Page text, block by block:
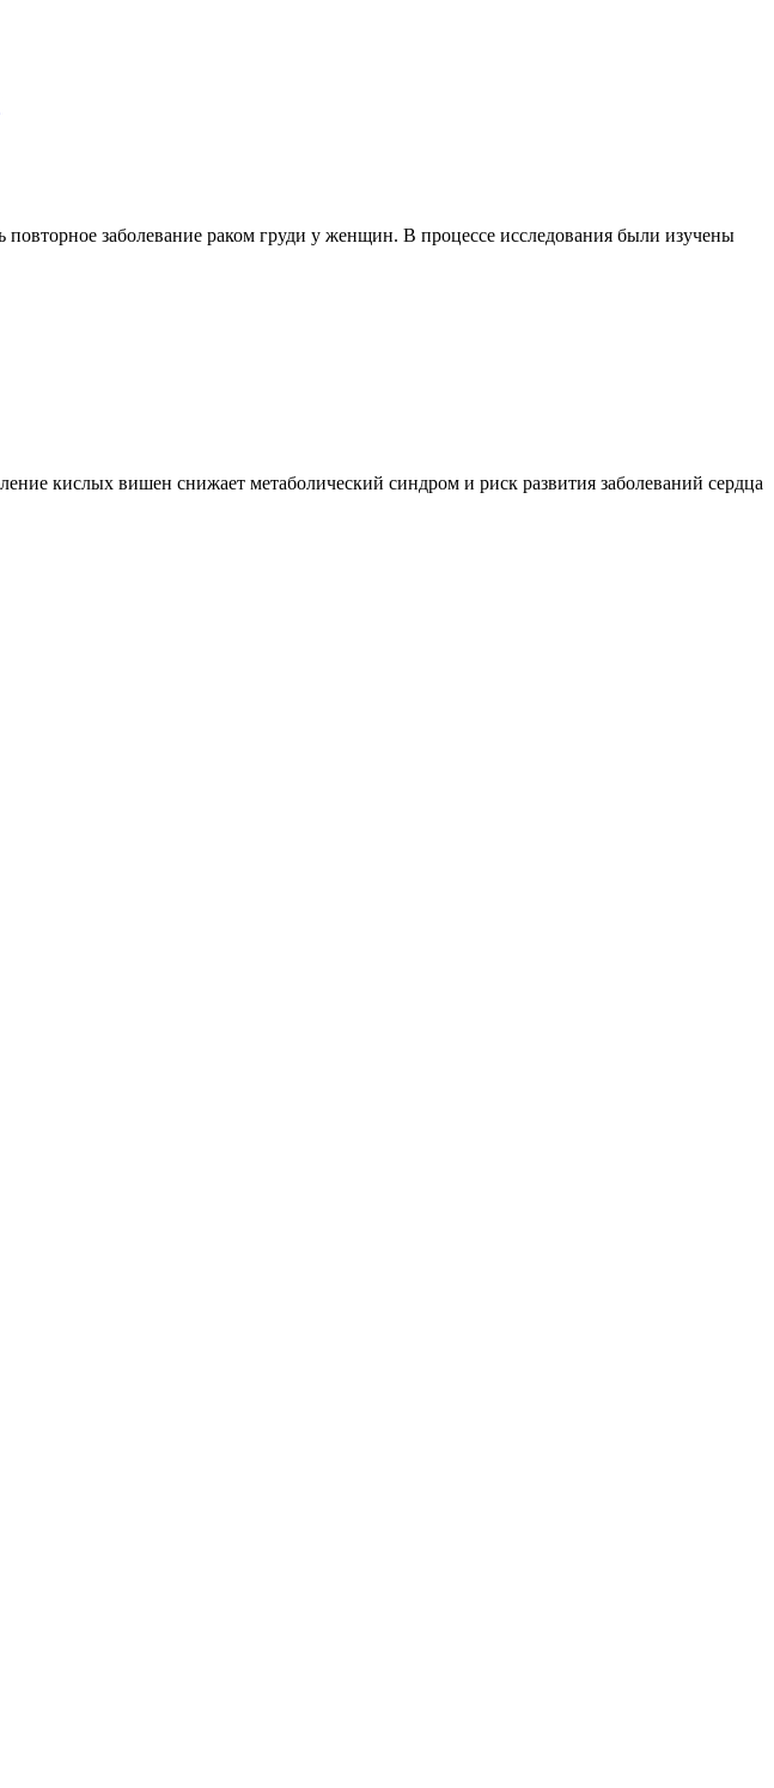
заболевание раком груди у женщин. В процессе исследования были изучены
кислых вишен снижает метаболический синдром и риск развития заболеваний сердца